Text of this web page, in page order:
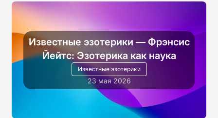
Известные эзотерики — Фрэнсис
Йейтс: Эзотерика как наука
Известные эзотерики
23 мая 2026